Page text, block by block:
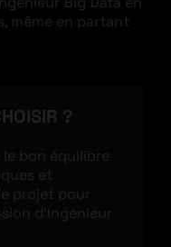
même en partant
?
bon équilibre
et
projet pour
d’Ingénieur